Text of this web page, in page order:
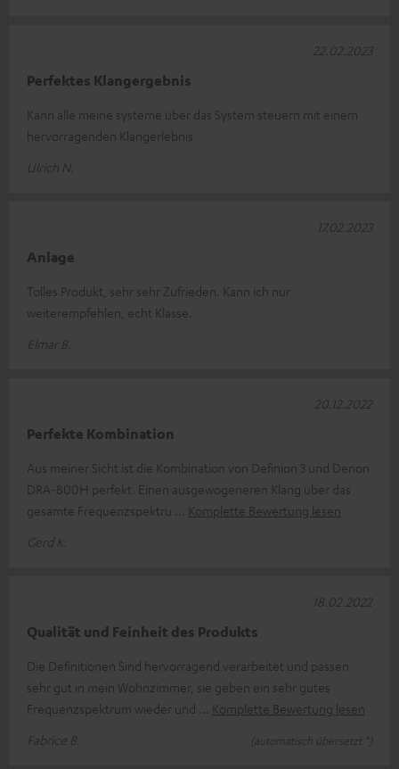
Perfektes Klangergebnis
Kann alle meine systeme über das System steuern mit einem
hervorragenden Klangerlebnis
Ulrich N.
22.02.2023
Anlage
Tolles Produkt, sehr sehr Zufrieden. Kann ich nur
weiterempfehlen, echt Klasse.
Elmar B.
17.02.2023
Perfekte Kombination
Aus meiner Sicht ist die Kombination von Definion 3 und Denon
DRA-800H perfekt. Einen ausgewogeneren Klang über das
gesamte Frequenzspektru
Komplette Bewertung lesen
Gerd K.
20.12.2022
Qualität und Feinheit des Produkts
Die Definitionen Sind hervorragend verarbeitet und passen
sehr gut in mein Wohnzimmer, sie geben ein sehr gutes
Frequenzspektrum wieder und
Komplette Bewertung lesen
Fabrice B.
(automatisch übersetzt *)
18.02.2022